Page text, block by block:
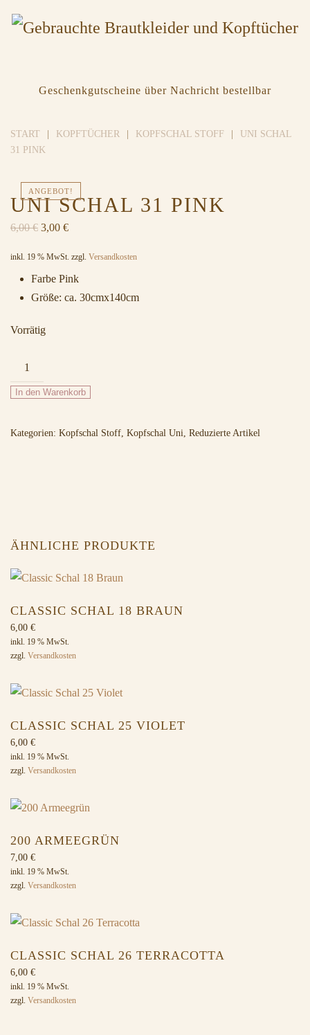
Geschenkgutscheine über Nachricht bestellbar
START KOPFTÜCHER KOPFSCHAL STOFF
UNI SCHAL
31 PINK
ANGEBOT!
UNI SCHAL 31 PINK
6,00€ Ursprünglicher
war:
6,00 €
3,00 €Aktueller
ist:
3,00 €.
inkl. 19 % MwSt. zzgl. Versandkosten
Farbe Pink
Größe: ca. 30cmx140cm
Vorrätig
Uni
Schal
31
Menge
In den Warenkorb
Kategorien: Kopfschal Stoff, Kopfschal Uni, Reduzierte Artikel
ÄHNLICHE PRODUKTE
CLASSIC SCHAL 18 BRAUN
6,00 €
inkl. 19 % MwSt.
zzgl. Versandkosten
CLASSIC SCHAL 25 VIOLET
6,00 €
inkl. 19 % MwSt.
zzgl. Versandkosten
200 ARMEEGRÜN
7,00 €
inkl. 19 % MwSt.
zzgl. Versandkosten
CLASSIC SCHAL 26 TERRACOTTA
6,00 €
inkl. 19 % MwSt.
zzgl. Versandkosten